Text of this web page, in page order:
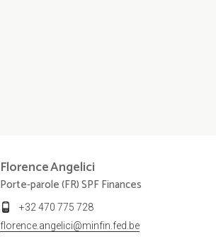
FlorenceAngelici
Porte-parole (FR) SPF Finances
+32 470 775 728
florence.angelici@minfin.fed.be